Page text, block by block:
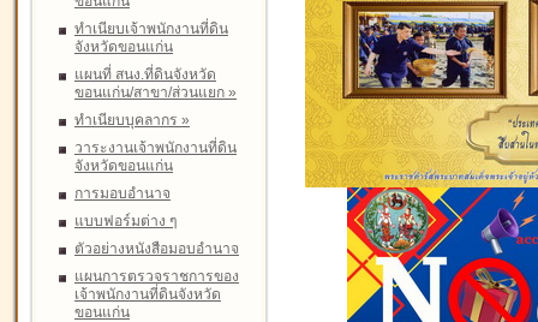
ทำเนียบเจ้าพนักงานที่ดิน
จังหวัดขอนแก่น
แผนที่ สนง.ที่ดินจังหวัด
ขอนแก่น/สาขา/ส่วนแยก »
ทำเนียบบุคลากร »
วาระงานเจ้าพนักงานที่ดิน
จังหวัดขอนแก่น
การมอบอำนาจ
แบบฟอร์มต่าง ๆ
ตัวอย่างหนังสือมอบอำนาจ
แผนการตรวจราชการของ
เจ้าพนักงานที่ดินจังหวัด
ขอนแก่น